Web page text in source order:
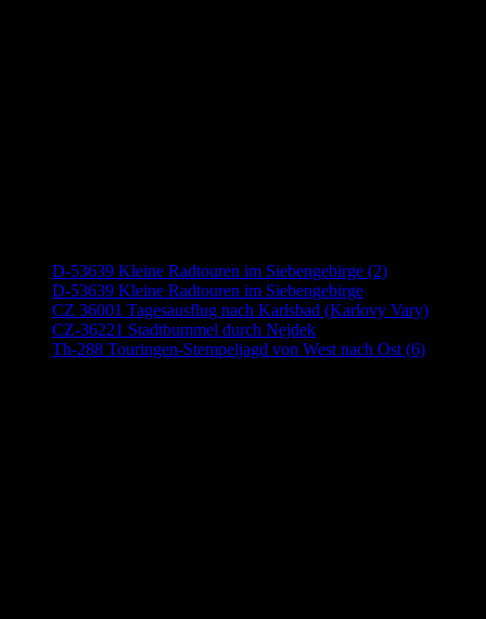
D-53639 Kleine Radtouren im Siebengebirge (2)
D-53639 Kleine Radtouren im Siebengebirge
CZ 36001 Tagesausflug nach Karlsbad (Karlovy Vary)
CZ-36221 Stadtbummel durch Nejdek
Th-288 Touringen-Stempeljagd von West nach Ost (6)